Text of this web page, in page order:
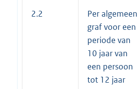
2.2
Per algemeen
graf voor een
periode van
10 jaar van
een persoon
tot 12 jaar